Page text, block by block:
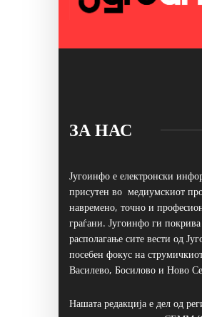
ЗА НАС
Југоинфо е електронски
присутен во медиумскиот
навремено, точно и
граѓани. Југоинфо ги
располагање сите вести од
посебен фокус на
Василево, Босилово и Ново
Нашата редакција е дел од